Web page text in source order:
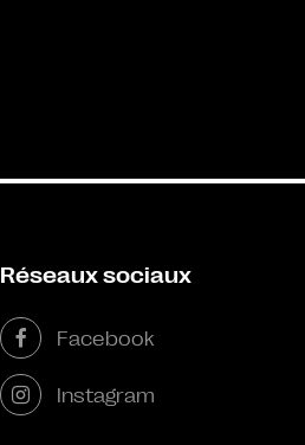
Réseaux sociaux
Facebook
Instagram